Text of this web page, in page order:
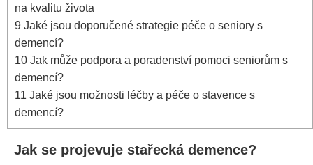
na kvalitu života
9 Jaké jsou doporučené strategie péče o seniory s
demencí?
10 Jak může podpora a poradenství pomoci seniorům s
demencí?
11 Jaké jsou možnosti léčby a péče o stavence s
demencí?
Jak se projevuje stařecká demence?